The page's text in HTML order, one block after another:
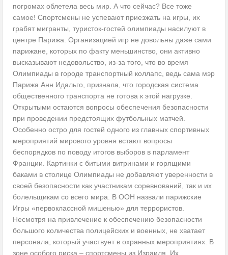
погромах облетела весь мир. А что сейчас? Все тоже
самое! Спортсмены не успевают приезжать на игры, их
грабят мигранты, туристок-гостей олимпиады насилуют в
центре Парижа. Организацией игр не довольны даже сами
парижане, которых по факту меньшинство, они активно
высказывают недовольство, из-за того, что во время
Олимпиады в городе транспортный коллапс, ведь сама мэр
Парижа Анн Идальго, признала, что городская система
общественного транспорта не готова к этой нагрузке.
Открытыми остаются вопросы обеспечения безопасности
при проведении предстоящих футбольных матчей.
Особенно остро для гостей одного из главных спортивных
мероприятий мирового уровня встают вопросы
беспорядков по поводу итогов выборов в парламент
Франции. Картинки с битыми витринами и горящими
баками в столице Олимпиады не добавляют уверенности в
своей безопасности как участникам соревнований, так и их
болельщикам со всего мира. В ООН назвали парижские
Игры «первоклассной мишенью» для террористов.
Несмотря на привлечение к обеспечению безопасности
большого количества полицейских и военных, не хватает
персонала, который участвует в охранных мероприятиях. В
зоне особого риска – спортсмены из Израиля. Их